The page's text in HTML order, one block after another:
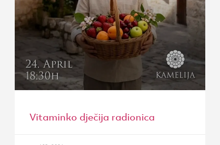
Vitaminko dječija radionica